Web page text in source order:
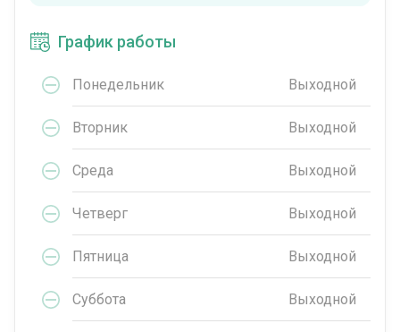
График работы
Понедельник Выходной
Вторник Выходной
Среда Выходной
Четверг Выходной
Пятница Выходной
Суббота Выходной